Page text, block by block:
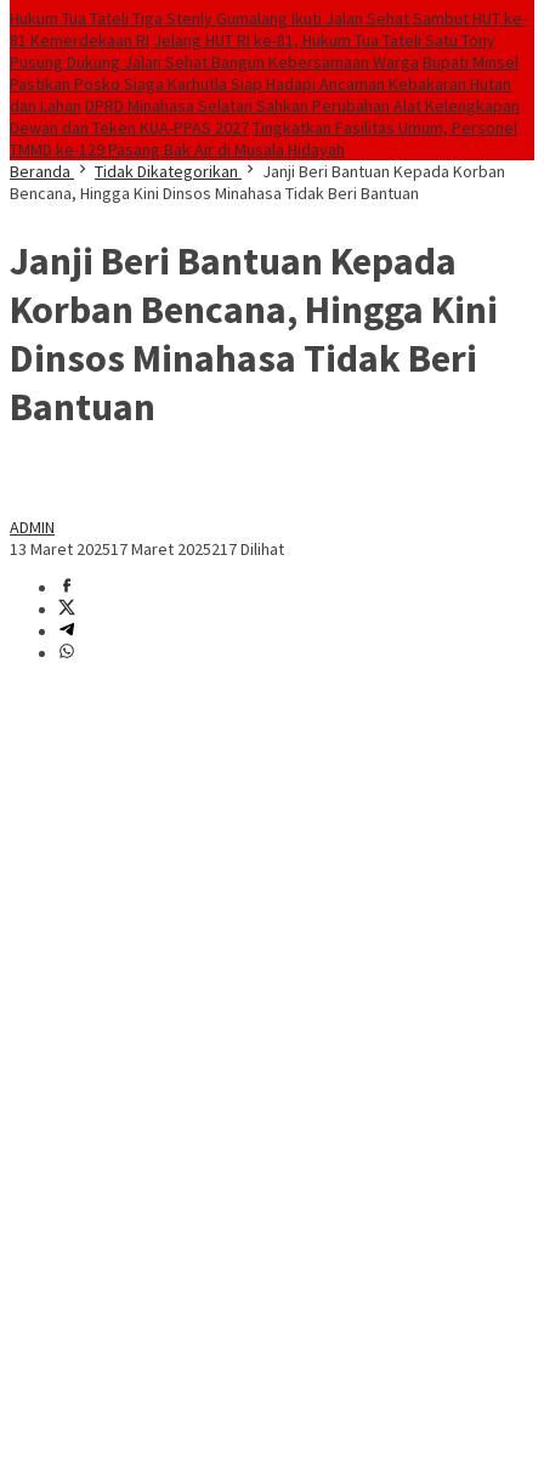
Hukum Tua Tateli Tiga Stenly Gumalang Ikuti Jalan Sehat Sambut HUT ke-
81 Kemerdekaan RI Jelang HUT RI ke-81, Hukum Tua Tateli Satu Tony
Pusung Dukung Jalan Sehat Bangun Kebersamaan Warga Bupati Minsel
Pastikan Posko Siaga Karhutla Siap Hadapi Ancaman Kebakaran Hutan
dan Lahan DPRD Minahasa Selatan Sahkan Perubahan Alat Kelengkapan
Dewan dan Teken KUA-PPAS 2027Tingkatkan Fasilitas Umum, Personel
TMMD ke-129 Pasang Bak Air di Musala Hidayah
Beranda
Tidak Dikategorikan
Janji Beri Bantuan Kepada Korban
Bencana, Hingga Kini Dinsos Minahasa Tidak Beri Bantuan
Janji Beri Bantuan Kepada
Korban Bencana, Hingga Kini
Dinsos Minahasa Tidak Beri
Bantuan
ADMIN
13 Maret 202517 Maret 2025217 Dilihat